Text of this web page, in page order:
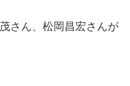
さん、松岡昌宏さんが